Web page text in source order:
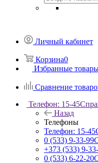
Личный кабинет
Корзина0
Избранные
Сравнение
Телефон: 15-45
Назад
Телефоны
Телефон: 15-45
0 (533) 9-33-99
+373 (533) 9-
0 (533) 6-22-20